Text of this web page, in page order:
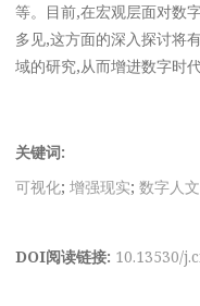
等。目前,在宏观层面对数
多见,这方面的深入探讨将
域的研究,从而增进数字时
关键词:
可视化;增强现实;数字人文
DOI阅读链接: 10.13530/